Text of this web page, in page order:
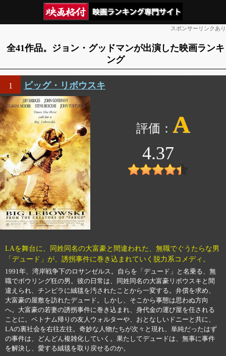
スポンサーリンクあり
全41作品。ジョン・グッドマンが出演した映画ランキ
ング
1 ビッグ・リボウスキ
A
4.37
LAを舞台に、同姓同名の大富豪と間違われた、無職でぐうたらな男
「デュード」が、誘拐事件に巻き込まれていく脱力系コメディ。
1991年、湾岸戦争下のロサンゼルス。自らを「デュード」と名乗る、無
職でボウリング狂の男。彼の日常は、同姓同名の大富豪リボウスキと間
違えられ、チンピラに絨毯を汚されたことから一変する。弁償を求め、
大富豪の屋敷を訪れたデュード。しかし、そこから事態は思わぬ方向
へ。大富豪の若妻の誘拐事件に巻き込まれ、身代金の運び屋を任される
ことに。ベトナム帰りの友人ウォルターや、おとなしいドニーと共に、
LAの裏社会を右往左往。奇妙な人物たちが次々と現れ、単純だったはず
の事件は、どんどん複雑化していく。果たしてデュードは、無事に事件
を解決し、愛する絨毯を取り戻せるのか。